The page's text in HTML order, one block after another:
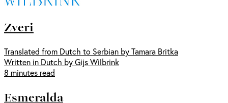
Zveri
Translated from Dutch to Serbian by Tamara Britka
Written in Dutch by Gijs Wilbrink
8 minutes read
Esmeralda